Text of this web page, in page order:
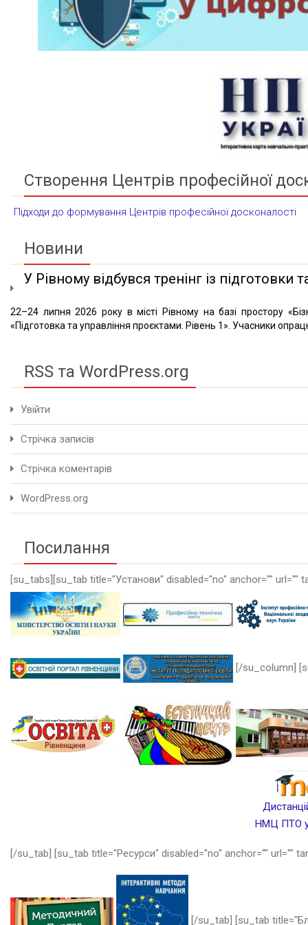
Створення Центрів професійної
Підходи до формування Центрів професійної досконалості
Новини
У Рівному відбувся тренінг із підготовки
22–24 липня 2026 року в місті Рівному на базі простору
«Підготовка та управління проєктами. Рівень 1». Учасники
RSS та WordPress.org
Увійти
Стрічка записів
Стрічка коментарів
WordPress.org
Посилання
[su_tabs][su_tab title="Установи" disabled="no" anchor=""
[/su_column]
НМЦ ПТО у
[/su_tab] [su_tab title="Ресурси" disabled="no" anchor="" url=""
[/su_tab] [su_tab